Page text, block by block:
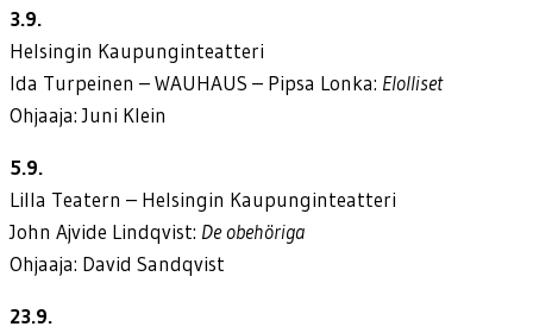
3.9.
Helsingin Kaupunginteatteri
Ida Turpeinen – WAUHAUS – Pipsa Lonka: Elolliset
Ohjaaja: Juni Klein
5.9.
Lilla Teatern – Helsingin Kaupunginteatteri
John Ajvide Lindqvist: De obehöriga
Ohjaaja: David Sandqvist
23.9.